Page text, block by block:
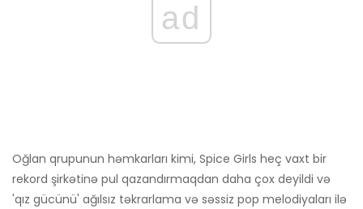
ad
Oğlan qrupunun həmkarları kimi, Spice Girls heç vaxt bir
rekord şirkətinə pul qazandırmaqdan daha çox deyildi və
'qız gücünü' ağılsız təkrarlama və səssiz pop melodiyaları ilə